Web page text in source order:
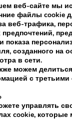
веб-сайте мы
файлы cookie
веб-трафика,
показа
созданного на
в сети.
можем
с третьими
управлять
cookie, которые